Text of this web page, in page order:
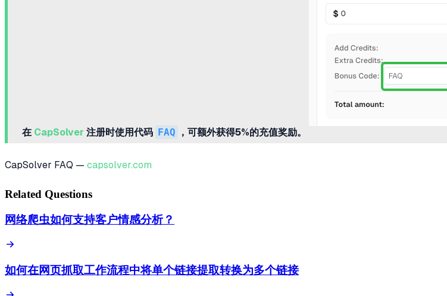
在 CapSolver 注册时使用代码 FAQ ，可额外获得5%的充值奖励。
CapSolver FAQ — capsolver.com
Related Questions
网络爬虫如何支持客户情感分析？
如何在网页抓取工作流程中将单个链接提取转换为多个链接